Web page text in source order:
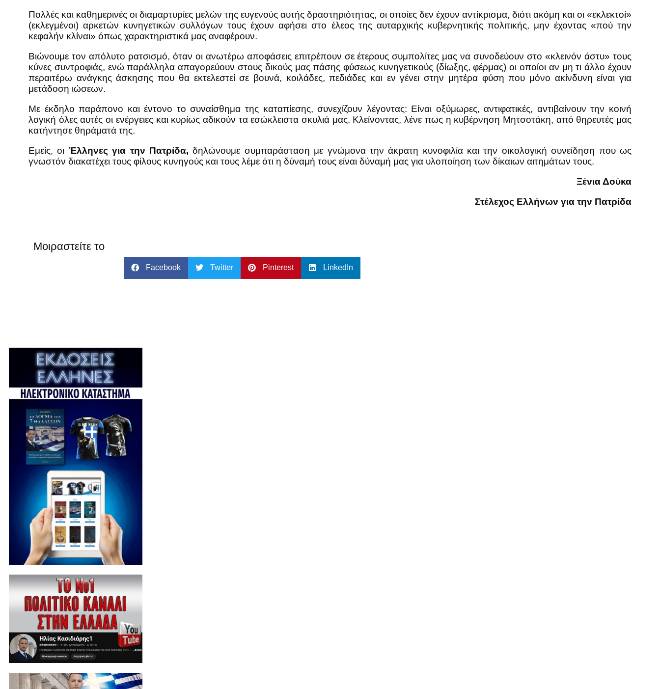
Πολλές και καθημερινές οι διαμαρτυρίες μελών της ευγενούς αυτής δραστηριότητας, οι οποίες δεν έχουν αντίκρισμα, διότι ακόμη και οι «εκλεκτοί»
(εκλεγμένοι) αρκετών κυνηγετικών συλλόγων τους έχουν αφήσει στο έλεος της αυταρχικής κυβερνητικής πολιτικής, μην έχοντας «πού την
κεφαλήν κλίναι» όπως χαρακτηριστικά μας αναφέρουν.
Βιώνουμε τον απόλυτο ρατσισμό, όταν οι ανωτέρω αποφάσεις επιτρέπουν σε έτερους συμπολίτες μας να συνοδεύουν στο «κλεινόν άστυ» τους
κύνες συντροφιάς, ενώ παράλληλα απαγορεύουν στους δικούς μας πάσης φύσεως κυνηγετικούς (δίωξης, φέρμας) οι οποίοι αν μη τι άλλο έχουν
περαιτέρω ανάγκης άσκησης που θα εκτελεστεί σε βουνά, κοιλάδες, πεδιάδες και εν γένει στην μητέρα φύση που μόνο ακίνδυνη είναι για
μετάδοση ιώσεων.
Με έκδηλο παράπονο και έντονο το συναίσθημα της καταπίεσης, συνεχίζουν λέγοντας: Είναι οξύμωρες, αντιφατικές, αντιβαίνουν την κοινή
λογική όλες αυτές οι ενέργειες και κυρίως αδικούν τα εσώκλειστα σκυλιά μας. Κλείνοντας, λένε πως η κυβέρνηση Μητσοτάκη, από θηρευτές μας
κατήντησε θηράματά της.
Εμείς, οι Έλληνες για την Πατρίδα, δηλώνουμε συμπαράσταση με γνώμονα την άκρατη κυνοφιλία και την οικολογική συνείδηση που ως
γνωστόν διακατέχει τους φίλους κυνηγούς και τους λέμε ότι η δύναμή τους είναι δύναμή μας για υλοποίηση των δίκαιων αιτημάτων τους.
Ξένια Δούκα
Στέλεχος Ελλήνων για την Πατρίδα
Μοιραστείτε το
Facebook Twitter Pinterest LinkedIn